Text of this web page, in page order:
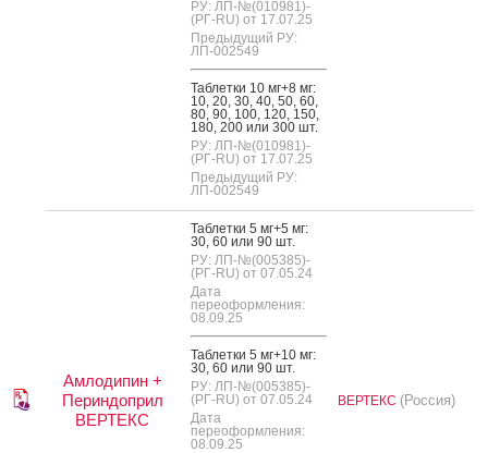
РУ: ЛП-№(010981)-
(РГ-RU) от 17.07.25
Предыдущий РУ:
ЛП-002549
Таб­летки 10 мг+8 мг:
10, 20, 30, 40, 50, 60,
80, 90, 100, 120, 150,
180, 200 или 300 шт.
РУ: ЛП-№(010981)-
(РГ-RU) от 17.07.25
Предыдущий РУ:
ЛП-002549
Амлодипин +
Периндоприл
ВЕРТЕКС
Таб­летки 5 мг+5 мг:
30, 60 или 90 шт.
РУ: ЛП-№(005385)-
(РГ-RU) от 07.05.24
Дата
переоформления:
08.09.25
Таб­летки 5 мг+10 мг:
30, 60 или 90 шт.
РУ: ЛП-№(005385)-
(РГ-RU) от 07.05.24
Дата
переоформления:
08.09.25
ВЕРТЕКС (Россия)